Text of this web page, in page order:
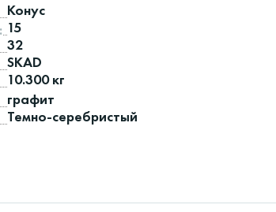
Конус
15
32
SKAD
10.300 кг
графит
Темно-серебристый